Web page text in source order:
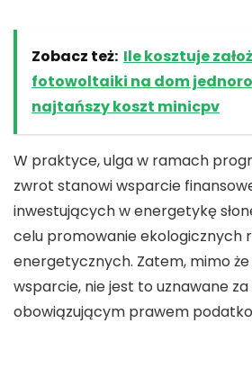
Zobacz też: Ile kosztuje
fotowoltaiki na dom
najtańszy koszt minicpv
W praktyce,ulgaw ramach
zwrot stanowi wsparcie
inwestujących wenergetykę
celu promowanieekologicznych
energetycznych. Zatem, mimo
wsparcie, nie jest to uznawane za
obowiązującym prawem